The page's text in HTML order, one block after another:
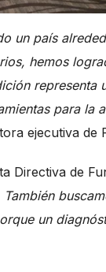
un país
hemos
representa
para la
ejecutiva de
Directiva de
un